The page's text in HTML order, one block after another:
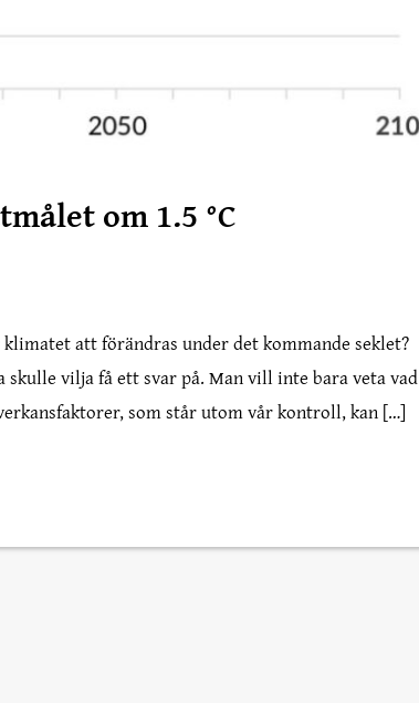
om 1.5 °C
att förändras under det kommande seklet?
vilja få ett svar på. Man vill inte bara veta vad
som står utom vår kontroll, kan […]